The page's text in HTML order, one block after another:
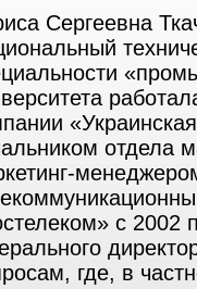
Сергеевна
отдела
с 2002
где, в